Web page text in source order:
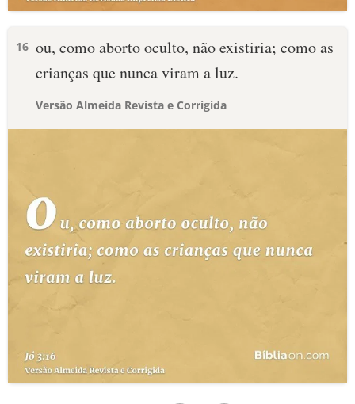
16 ou, como aborto oculto, não existiria; como as
crianças que nunca viram a luz.
Versão Almeida Revista e Corrigida